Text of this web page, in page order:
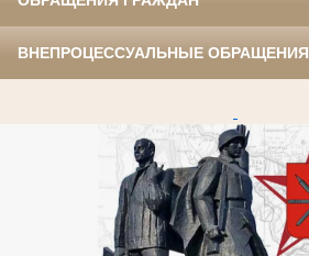
ВНЕПРОЦЕССУАЛЬНЫЕ ОБРАЩЕНИЯ